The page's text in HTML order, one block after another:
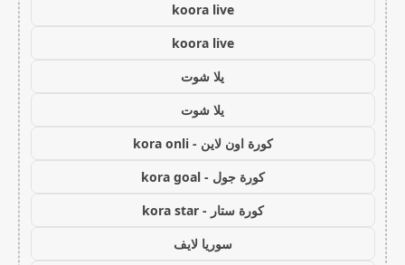
koora live
koora live
يلا شوت
يلا شوت
كورة اون لاين - kora onli
كورة جول - kora goal
كورة ستار - kora star
سوريا لايف